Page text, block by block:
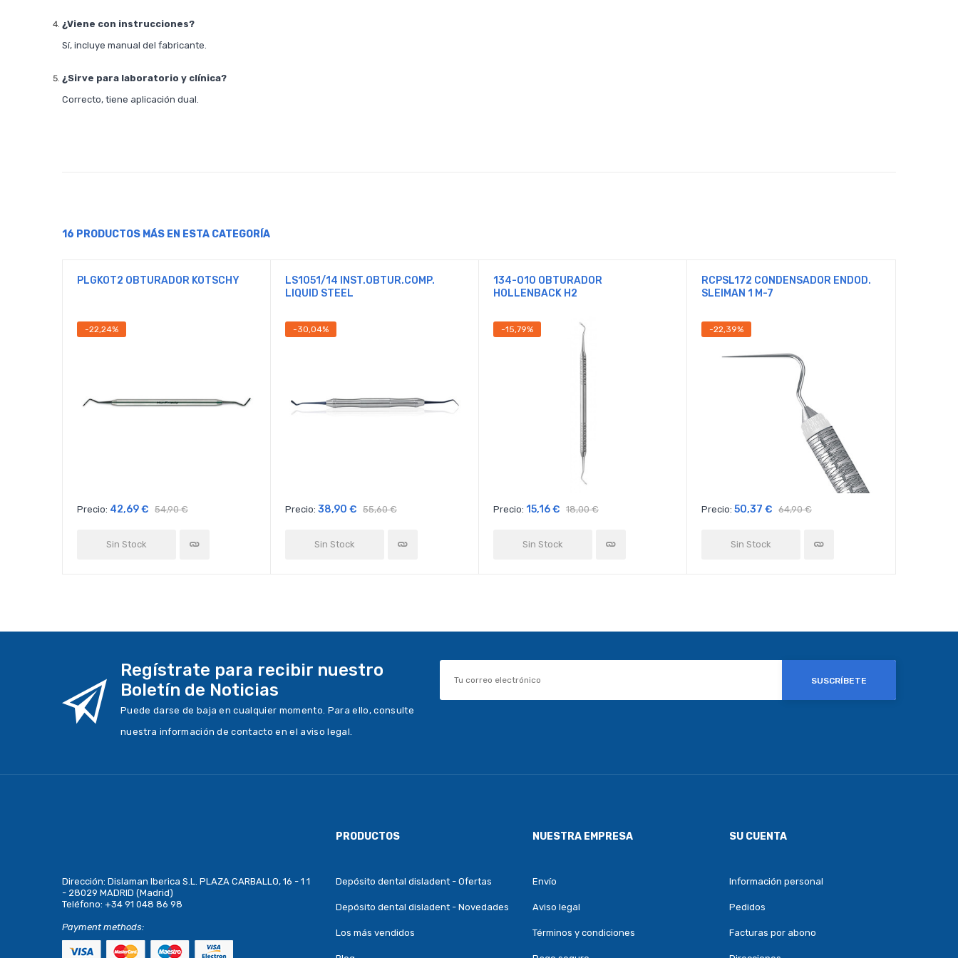
¿Viene con instrucciones?
Sí, incluye manual del fabricante.
¿Sirve para laboratorio y clínica?
Correcto, tiene aplicación dual.
16 PRODUCTOS MÁS EN ESTA CATEGORÍA
PLGKOT2 OBTURADOR KOTSCHY
-22,24%
Precio: 42,69 € 54,90 €
Sin Stock
LS1051/14 INST.OBTUR.COMP.
LIQUID STEEL
-30,04%
Precio: 38,90 € 55,60 €
Sin Stock
134-010 OBTURADOR
HOLLENBACK H2
-15,79%
Precio: 15,16 € 18,00 €
Sin Stock
RCPSL172 CONDENSADOR ENDOD.
SLEIMAN 1 M-7
-22,39%
Precio: 50,37 € 64,90 €
Sin Stock
Regístrate para recibir nuestro
Boletín de Noticias
Puede darse de baja en cualquier momento. Para ello, consulte
nuestra información de contacto en el aviso legal.
SUSCRÍBETE
Dirección: Dislaman Iberica S.L. PLAZA CARBALLO, 16 - 1 1
- 28029 MADRID (Madrid)
Teléfono: +34 91 048 86 98
Payment methods:
PRODUCTOS
Depósito dental disladent - Ofertas
Depósito dental disladent - Novedades
Los más vendidos
NUESTRA EMPRESA
Envío
Aviso legal
Términos y condiciones
SU CUENTA
Información personal
Pedidos
Facturas por abono